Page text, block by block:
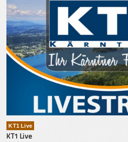
KT1 Live
KT1 Live